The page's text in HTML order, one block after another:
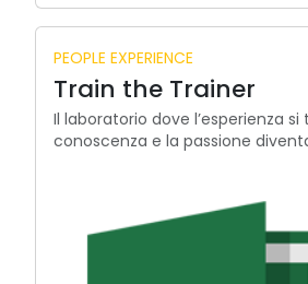
PEOPLE EXPERIENCE
Train the Trainer
Il laboratorio dove l’esperienza
conoscenza e la passione